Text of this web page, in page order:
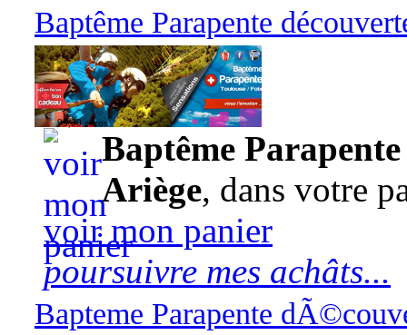
Baptême Parapente
95,00 euros
Baptême
Ariège, dans votre
voir mon panier
poursuivre mes achâts...
Bapteme Parapente